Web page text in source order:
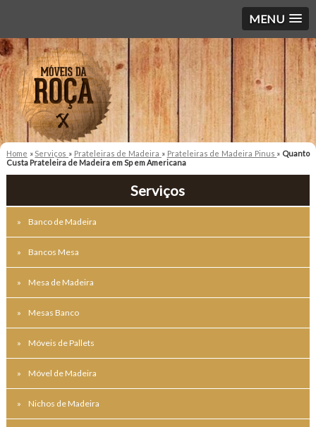
MENU
Home » Serviços » Prateleiras de Madeira » Prateleiras de Madeira Pinus » Quanto
Custa Prateleira de Madeira em Sp em Americana
Serviços
Banco de Madeira
Bancos Mesa
Mesa de Madeira
Mesas Banco
Móveis de Pallets
Móvel de Madeira
Nichos de Madeira